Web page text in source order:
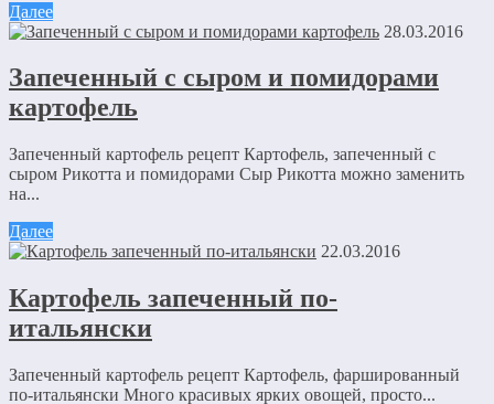
Далее
28.03.2016
Запеченный с сыром и помидорами
картофель
Запеченный картофель рецепт Картофель, запеченный с
сыром Рикотта и помидорами Сыр Рикотта можно заменить
на...
Далее
22.03.2016
Картофель запеченный по-
итальянски
Запеченный картофель рецепт Картофель, фаршированный
по-итальянски Много красивых ярких овощей, просто...